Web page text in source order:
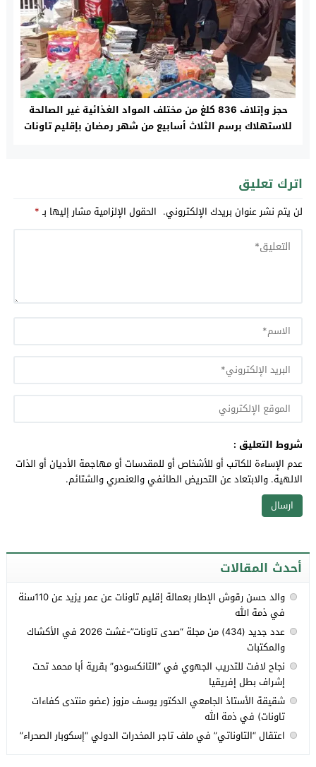
حجز وإتلاف 836 كلغ من مختلف المواد الغذائية غير الصالحة
للاستهلاك برسم الثلاث أسابيع من شهر رمضان بإقليم تاونات
اترك تعليق
لن يتم نشر عنوان بريدك الإلكتروني. الحقول الإلزامية مشار إليها بـ*
شروط التعليق :
عدم الإساءة للكاتب أو للأشخاص أو للمقدسات أو مهاجمة الأديان أو الذات
الالهية. والابتعاد عن التحريض الطائفي والعنصري والشتائم.
أحدث المقالات
والد حسن رقوش الإطار بعمالة إقليم تاونات عن عمر يزيد عن 110سنة
في ذمة الله
عدد جديد (434) من مجلة “صدى تاونات”-غشت 2026 في الأكشاك
والمكتبات
نجاح لافت للتدريب الجهوي في “التانكسودو” بقرية أبا محمد تحت
إشراف بطل إفريقيا
شقيقة الأستاذ الجامعي الدكتور يوسف مزوز (عضو منتدى كفاءات
تاونات) في ذمة الله
اعتقال “التاوناتي” في ملف تاجر المخدرات الدولي “إسكوبار الصحراء”